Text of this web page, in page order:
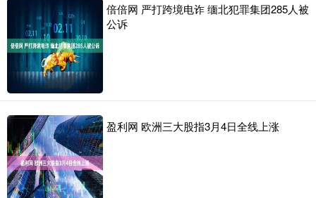
倍倍网 严打跨境电诈 缅北犯罪集团285人被
公诉
盈利网 欧洲三大股指3月4日全线上涨